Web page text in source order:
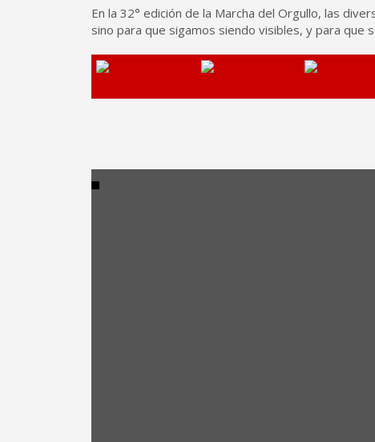
En la 32° edición de la Marcha del Orgullo, las
sino para que sigamos siendo visibles, y para que